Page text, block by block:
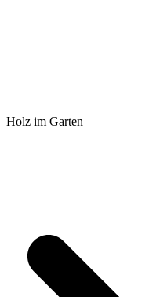
Holz im Garten